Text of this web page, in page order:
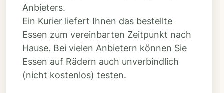
Anbieters.
Ein Kurier liefert Ihnen das bestellte
Essen zum vereinbarten Zeitpunkt nach
Hause. Bei vielen Anbietern können Sie
Essen auf Rädern auch unverbindlich
(nicht kostenlos) testen.